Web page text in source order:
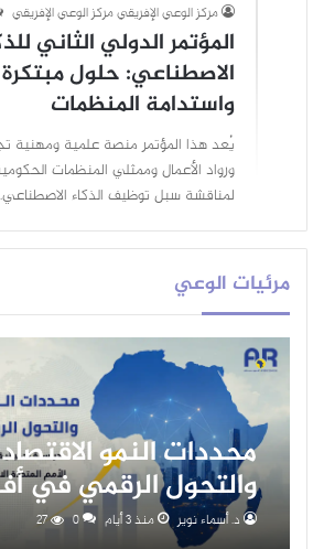
مركز الوعي الإفريقي مركز الوعي الإفريقي
المؤتمر الدولي الثاني
الاصطناعي: حلول
واستدامة المنظمات
يُعد هذا المؤتمر منصة علمية ومهنية
ورواد الأعمال وممثلي المنظمات
لمناقشة سبل توظيف الذكاء
مرئيات الوعي
محددات النمو
والتحول الرقمي في
د. أسماء نوير منذ 3 أيام 0
27